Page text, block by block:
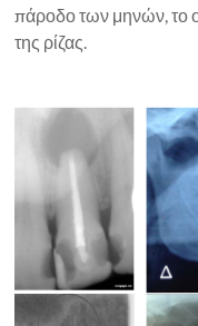
πάροδο των μηνών, το
της ρίζας.